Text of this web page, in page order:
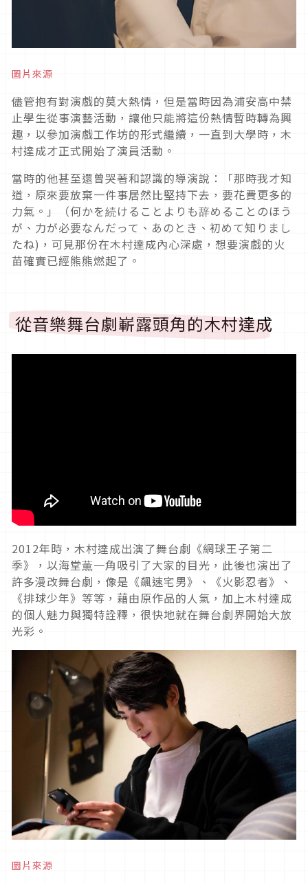
圖片來源
儘管抱有對演戲的莫大熱情，但是當時因為浦安高中禁
止學生從事演藝活動，讓他只能將這份熱情暫時轉為興
趣，以參加演戲工作坊的形式繼續，一直到大學時，木
村達成才正式開始了演員活動。
當時的他甚至還曾哭著和認識的導演說：「那時我才知
道，原來要放棄一件事居然比堅持下去，要花費更多的
力氣。」（何かを続けることよりも辞めることのほう
が、力が必要なんだって、あのとき、初めて知りまし
たね)，可見那份在木村達成內心深處，想要演戲的火
苗確實已經熊熊燃起了。
從音樂舞台劇嶄露頭角的木村達成
2012年時，木村達成出演了舞台劇《網球王子第二
季》，以海堂薫一角吸引了大家的目光，此後也演出了
許多漫改舞台劇，像是《飆速宅男》、《火影忍者》、
《排球少年》等等，藉由原作品的人氣，加上木村達成
的個人魅力與獨特詮釋，很快地就在舞台劇界開始大放
光彩。
圖片來源